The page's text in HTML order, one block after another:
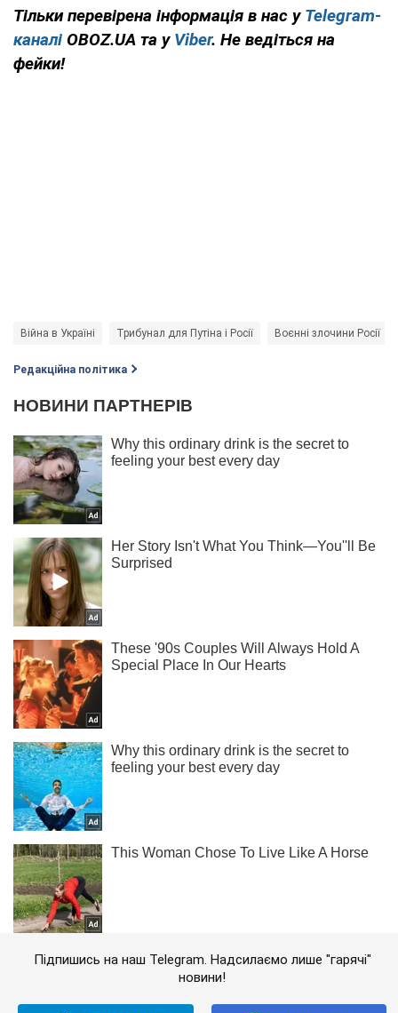
Тільки перевірена інформація в нас у Telegram-
каналі OBOZ.UA та у Viber. Не ведіться на
фейки!
Війна в Україні Трибунал для Путіна і Росії Воєнні злочини Росії
Редакційна політика
Підпишись на наш Telegram. Надсилаємо лише "гарячі"
новини!